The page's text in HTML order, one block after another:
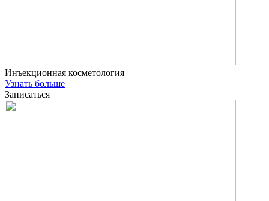
Инъекционная косметология
Узнать больше
Записаться